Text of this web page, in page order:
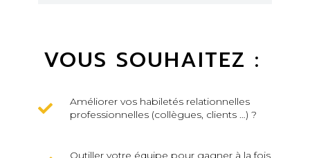
VOUS SOUHAITEZ :
Améliorer vos habiletés relationnelles
professionnelles (collègues, clients …) ?
Outiller votre équipe pour gagner à la fois